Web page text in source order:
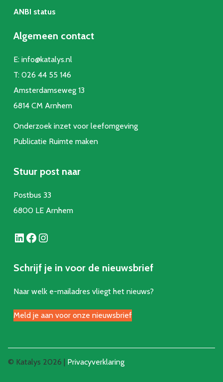
ANBI status
Algemeen contact
E: info@katalys.nl
T: 026 44 55 146
Amsterdamseweg 13
6814 CM Arnhem
Onderzoek inzet voor leefomgeving
Publicatie Ruimte maken
Stuur post naar
Postbus 33
6800 LE Arnhem
LinkedIn Facebook Instagram
Schrijf je in voor de nieuwsbrief
Naar welk e-mailadres vliegt het nieuws?
Meld je aan voor onze nieuwsbrief
© Katalys 2026 | Privacyverklaring